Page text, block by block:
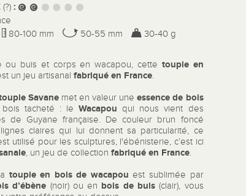
(?) :
80-100 mm 50-55 mm 30-40 g
ou buis et corps en wacapou, cette toupie en
un jeu artisanalfabriqué en France.
Savane met en valeur une essence de bois
bois tacheté : leWacapouqui nous vient des
de Guyane française. De couleur brun foncé
claires qui lui donnent sa particularité, ce
utilisé pour les sculptures, l'ébénisterie, c’est ici
, un jeu de collectionfabriqué en France.
toupie en bois de wacapouest sublimée par
d’ébène (noir) ou en bois de buis(clair), vous